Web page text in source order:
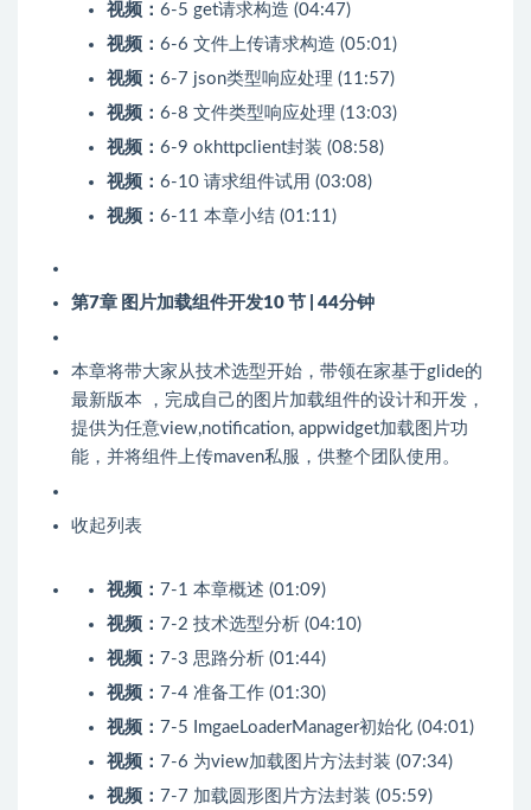
视频： 6-5 get请求构造 (04:47)
视频： 6-6 文件上传请求构造 (05:01)
视频： 6-7 json类型响应处理 (11:57)
视频： 6-8 文件类型响应处理 (13:03)
视频： 6-9 okhttpclient封装 (08:58)
视频： 6-10 请求组件试用 (03:08)
视频： 6-11 本章小结 (01:11)
第7章 图片加载组件开发10 节 | 44分钟
本章将带大家从技术选型开始，带领在家基于glide的
最新版本 ，完成自己的图片加载组件的设计和开发，
提供为任意view,notification, appwidget加载图片功
能，并将组件上传maven私服，供整个团队使用。
收起列表
视频： 7-1 本章概述 (01:09)
视频： 7-2 技术选型分析 (04:10)
视频： 7-3 思路分析 (01:44)
视频： 7-4 准备工作 (01:30)
视频： 7-5 ImgaeLoaderManager初始化 (04:01)
视频： 7-6 为view加载图片方法封装 (07:34)
视频： 7-7 加载圆形图片方法封装 (05:59)